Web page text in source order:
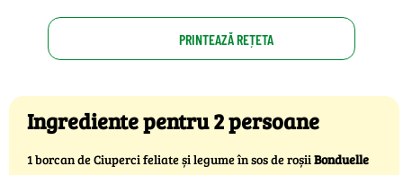
PRINTEAZĂ REȚETA
Ingrediente pentru 2 persoane
1 borcan de Ciuperci feliate și legume în sos de roșiiBonduelle